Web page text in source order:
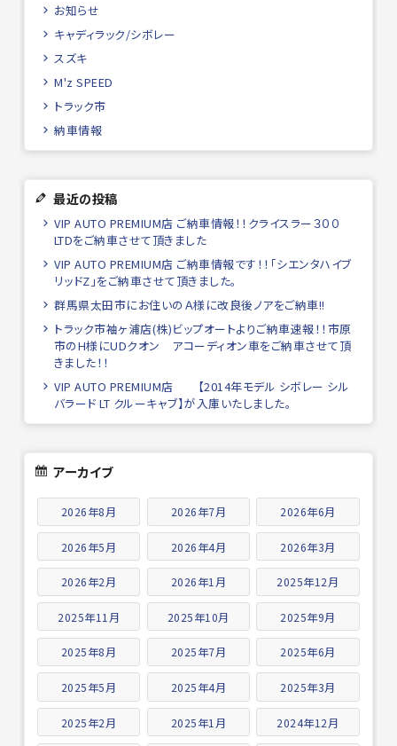
お知らせ
キャディラック/シボレー
スズキ
M'z SPEED
トラック市
納車情報
最近の投稿
VIP AUTO PREMIUM店 ご納車情報！！クライスラー３００
LTDをご納車させて頂きました
VIP AUTO PREMIUM店 ご納車情報です！！「シエンタハイブ
リッドZ」をご納車させて頂きました。
群馬県太田市にお住いのＡ様に改良後ノアをご納車!!
トラック市袖ヶ浦店(株)ビップオートよりご納車速報！！市原
市のH様にUDクオン アコーディオン車をご納車させて頂
きました！！
VIP AUTO PREMIUM店 【2014年モデル シボレー シル
バラード LT クルーキャブ】が入庫いたしました。
アーカイブ
2026年8月 2026年7月 2026年6月
2026年5月 2026年4月 2026年3月
2026年2月 2026年1月 2025年12月
2025年11月 2025年10月 2025年9月
2025年8月 2025年7月 2025年6月
2025年5月 2025年4月 2025年3月
2025年2月 2025年1月 2024年12月